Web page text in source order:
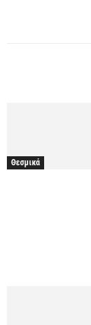
Θεσμικά